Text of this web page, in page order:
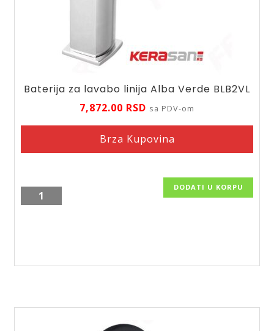
Baterija za lavabo linija Alba Verde BLB2VL
7,872.00 RSD sa PDV-om
Brza Kupovina
Baterija
za
Verde
DODATI U KORPU